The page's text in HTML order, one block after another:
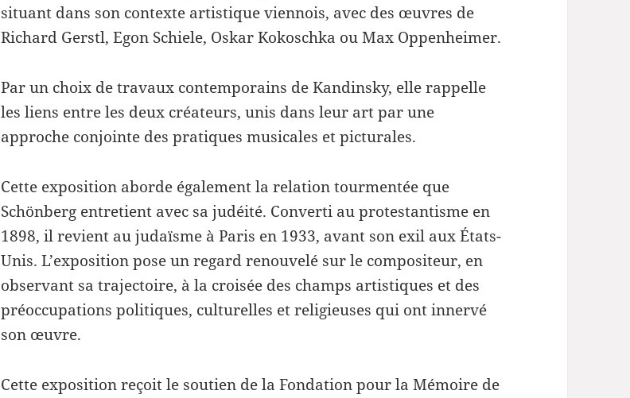
situant dans son contexte artistique viennois, avec des œuvres de
Richard Gerstl, Egon Schiele, Oskar Kokoschka ou Max Oppenheimer.
Par un choix de travaux contemporains de Kandinsky, elle rappelle
les liens entre les deux créateurs, unis dans leur art par une
approche conjointe des pratiques musicales et picturales.
Cette exposition aborde également la relation tourmentée que
Schönberg entretient avec sa judéité. Converti au protestantisme en
1898, il revient au judaïsme à Paris en 1933, avant son exil aux États-
Unis. L’exposition pose un regard renouvelé sur le compositeur, en
observant sa trajectoire, à la croisée des champs artistiques et des
préoccupations politiques, culturelles et religieuses qui ont innervé
son œuvre.
Cette exposition reçoit le soutien de la Fondation pour la Mémoire de